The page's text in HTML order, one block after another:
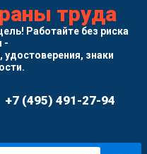
труда
Работайте без риска
-
знаки
+7 (495) 491-27-94